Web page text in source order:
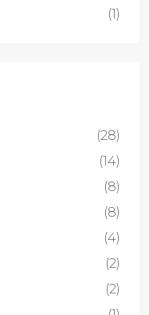
(1)
(28)
(14)
(8)
(8)
(4)
(2)
(2)